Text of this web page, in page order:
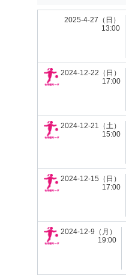
2025-4-27（日）
13:00
2024-12-22（日）
17:00
2024-12-21（土）
15:00
2024-12-15（日）
17:00
2024-12-9（月）
19:00